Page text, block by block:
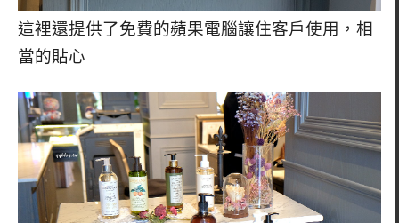
這裡還提供了免費的蘋果電腦讓住客戶使用，相
當的貼心